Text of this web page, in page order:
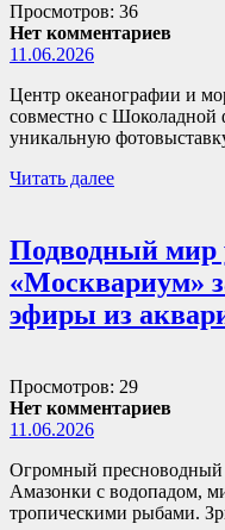
Просмотров: 36
Нет комментариев
11.06.2026
Центр океанографии и
совместно с Шоколадной
уникальную
Читать далее
Подводный мир
«Москвариум»
эфиры из
Просмотров: 29
Нет комментариев
11.06.2026
Огромный пресноводный
Амазонки с водопадом,
тропическими рыбами.